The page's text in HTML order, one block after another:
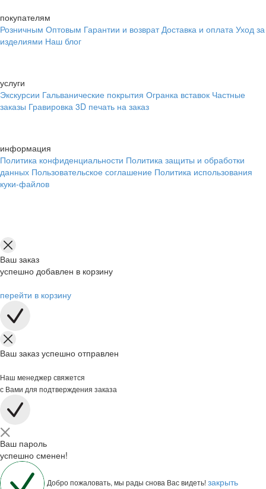
покупателям
Розничным Оптовым Гарантии и возврат Доставка и оплата Уход за
изделиями Наш блог
услуги
Экскурсии Гальванические покрытия Огранка вставок Частные
заказы Гравировка 3D печать на заказ
информация
Политика конфиденциальности Политика защиты и обработки
данных Пользовательское соглашение Политика использования
куки-файлов
Ваш заказ
успешно добавлен в корзину
перейти в корзину
Ваш заказ успешно отправлен
Наш менеджер свяжется
с Вами для подтверждения заказа
Ваш пароль
успешно сменен!
Добро пожаловать, мы рады снова Вас видеть!закрыть